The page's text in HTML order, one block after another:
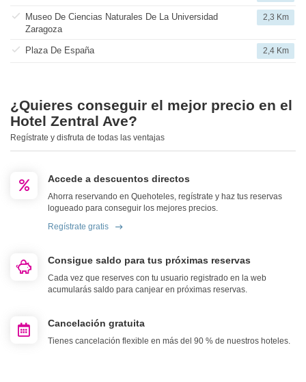
Museo De Ciencias Naturales De La Universidad
Zaragoza
2,3 Km
Plaza De España 2,4 Km
¿Quieres conseguir el mejor precio en el
Hotel Zentral Ave?
Regístrate y disfruta de todas las ventajas
Accede a descuentos directos
Ahorra reservando en Quehoteles, regístrate y haz tus reservas
logueado para conseguir los mejores precios.
Regístrate gratis
Consigue saldo para tus próximas reservas
Cada vez que reserves con tu usuario registrado en la web
acumularás saldo para canjear en próximas reservas.
Cancelación gratuita
Tienes cancelación flexible en más del 90 % de nuestros hoteles.